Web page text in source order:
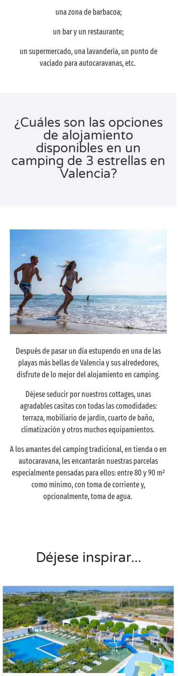
una zona de barbacoa;
un bar y un restaurante;
un supermercado, una lavandería, un punto de
vaciado para autocaravanas, etc.
¿Cuáles son las opciones
de alojamiento
disponibles en un
camping de 3 estrellas en
Valencia?
Después de pasar un día estupendo en una de las
playas más bellas de Valencia y sus alrededores,
disfrute de lo mejor del alojamiento en camping.
Déjese seducir por nuestros cottages, unas
agradables casitas con todas las comodidades:
terraza, mobiliario de jardín, cuarto de baño,
climatización y otros muchos equipamientos.
A los amantes del camping tradicional, en tienda o en
autocaravana, les encantarán nuestras parcelas
especialmente pensadas para ellos: entre 80 y 90 m²
como mínimo, con toma de corriente y,
opcionalmente, toma de agua.
Déjese inspirar...